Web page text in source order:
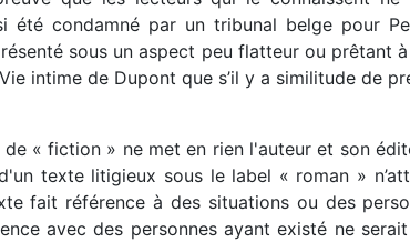
été condamné par un tribunal belge pour
sous un aspect peu flatteur ou prêtant
intime de Dupont que s’il y a similitude de
« fiction » ne met en rien l'auteur et son
texte litigieux sous le label « roman »
fait référence à des situations ou des
avec des personnes ayant existé ne